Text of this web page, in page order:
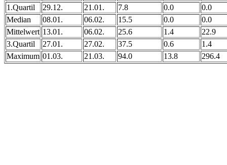
1.Quartil
29.12. 21.01. 7.8 0.0
0.0
Median
08.01. 06.02. 15.5 0.0
0.0
Mittelwert 13.01. 06.02. 25.6 1.4
22.9
3.Quartil
27.01. 27.02. 37.5 0.6
1.4
Maximum 01.03. 21.03. 94.0 13.8 296.4